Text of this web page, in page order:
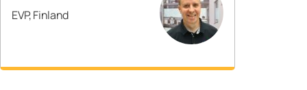
EVP, Finland